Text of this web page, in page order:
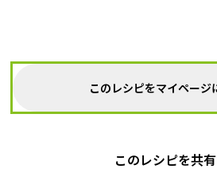
このレシピをマイページ
このレシピを共